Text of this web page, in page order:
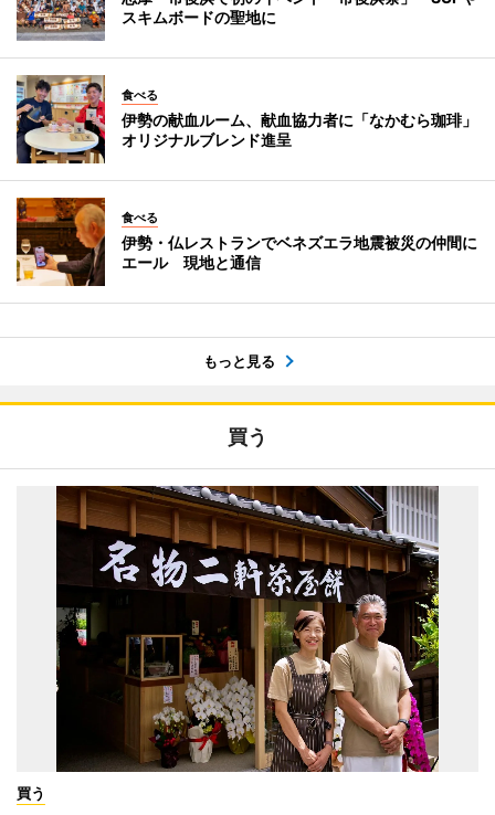
スキムボードの聖地に
食べる
伊勢の献血ルーム、献血協力者に「なかむら珈琲」
オリジナルブレンド進呈
食べる
伊勢・仏レストランでベネズエラ地震被災の仲間に
エール 現地と通信
もっと見る
買う
買う